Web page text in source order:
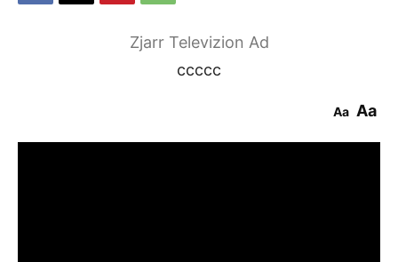
Zjarr Televizion Ad
ccccc
Aa Aa